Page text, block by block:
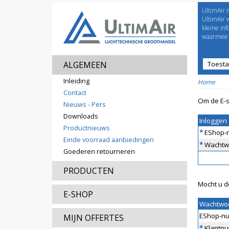
ALGEMEEN
Inleiding
Contact
Nieuws - Pers
Downloads
Productnieuws
Einde voorraad aanbiedingen
Goederen retourneren
PRODUCTEN
E-SHOP
MIJN OFFERTES
UltimAir
UltimAir
kleine
Home
Om de
Inloggen
*
*
Mocht u
EShop-